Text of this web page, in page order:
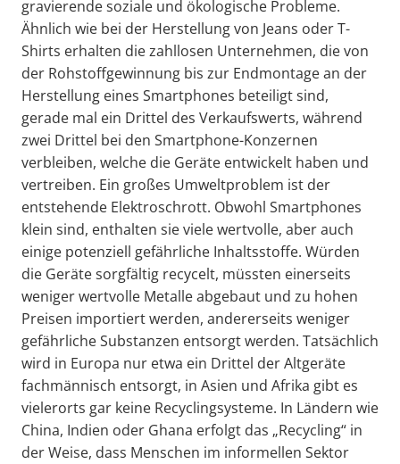
gravierende soziale und ökologische Probleme.
Ähnlich wie bei der Herstellung von Jeans oder T-
Shirts erhalten die zahllosen Unternehmen, die von
der Rohstoffgewinnung bis zur Endmontage an der
Herstellung eines Smartphones beteiligt sind,
gerade mal ein Drittel des Verkaufswerts, während
zwei Drittel bei den Smartphone-Konzernen
verbleiben, welche die Geräte entwickelt haben und
vertreiben. Ein großes Umweltproblem ist der
entstehende Elektroschrott. Obwohl Smartphones
klein sind, enthalten sie viele wertvolle, aber auch
einige potenziell gefährliche Inhaltsstoffe. Würden
die Geräte sorgfältig recycelt, müssten einerseits
weniger wertvolle Metalle abgebaut und zu hohen
Preisen importiert werden, andererseits weniger
gefährliche Substanzen entsorgt werden. Tatsächlich
wird in Europa nur etwa ein Drittel der Altgeräte
fachmännisch entsorgt, in Asien und Afrika gibt es
vielerorts gar keine Recyclingsysteme. In Ländern wie
China, Indien oder Ghana erfolgt das „Recycling“ in
der Weise, dass Menschen im informellen Sektor